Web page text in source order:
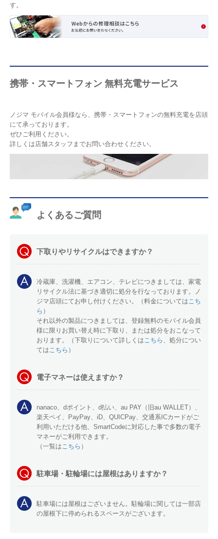
す。
携帯・スマートフォン 無料充電サービス
ノジマ モバイル会員様なら、携帯・スマートフォンの無料充電を店頭
にて承っております。
ぜひご利用ください。
詳しくは店舗スタッフまでお問い合わせください。
よくあるご質問
下取りやリサイクルはできますか？
冷蔵庫、洗濯機、エアコン、テレビにつきましては、家電
リサイクル法に基づき適切に処分を行なっております。ノ
ジマ店頭にてお申し付けください。（料金については こち
ら ）
それ以外の製品につきましては、登録無料のモバイル会員
様に限りお買い替え時に下取り、または処分をおこなって
おります。（下取りについて詳しくは こちら
、処分につい
ては こちら ）
電子マネーは使えますか？
nanaco、dポイント、d払い、au PAY（旧au WALLET）、
楽天ペイ、PayPay、iD、QUICPay、交通系ICカードがご
利用いただける他、SmartCodeに対応した事で多数の電子
マネーがご利用できます。
（一覧は こちら ）
駐車場・駐輪場には屋根はありますか？
駐車場には屋根はございません。駐輪場に関しては一部店
の屋根下に停められるスペースがございます。